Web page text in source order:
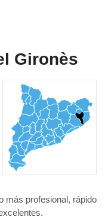
Gironès
más profesional, rápido